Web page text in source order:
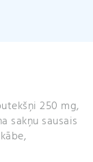
250 mg,
sakņu sausais